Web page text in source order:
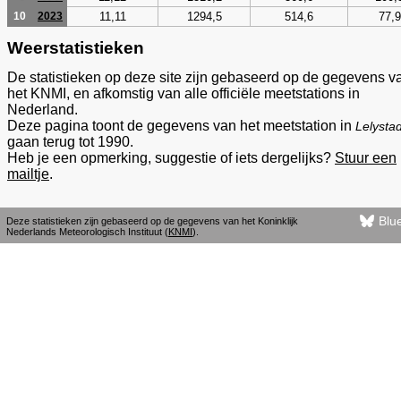
10 2023 11,11 1294,5 514,6 77,9
Weerstatistieken
De statistieken op deze site zijn gebaseerd op de gegevens
het KNMI, en afkomstig van alle officiële meetstations in
Nederland.
Deze pagina toont de gegevens van het meetstation in
gaan terug tot 1990.
Heb je een opmerking, suggestie of iets dergelijks? Stuur een
mailtje.
Deze statistieken zijn gebaseerd op de gegevens van het Koninklijk
Nederlands Meteorologisch Instituut (KNMI).